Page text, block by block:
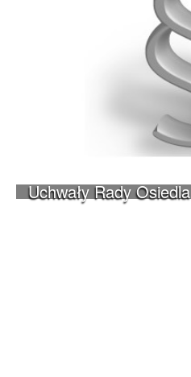
Uchwały Rady Osiedla